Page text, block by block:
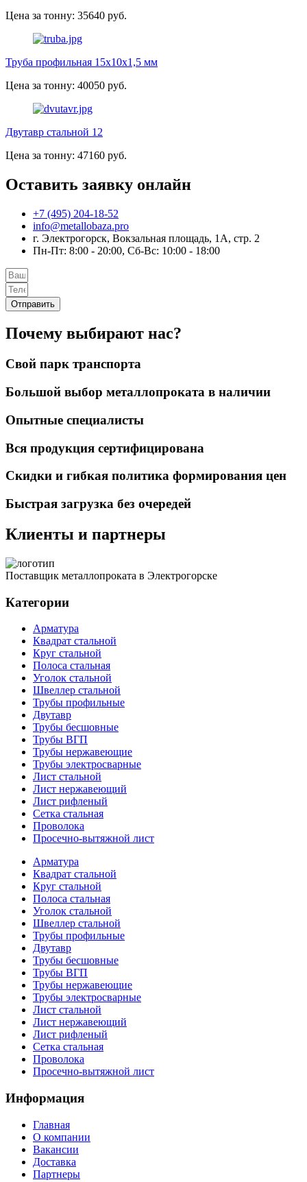
Цена за тонну: 35640 руб.
Труба профильная 15х10х1,5 мм
Цена за тонну: 40050 руб.
Двутавр стальной 12
Цена за тонну: 47160 руб.
Оставить заявку онлайн
+7 (495) 204-18-52
info@metallobaza.pro
г. Электрогорск, Вокзальная площадь, 1А, стр. 2
Пн-Пт: 8:00 - 20:00, Сб-Вс: 10:00 - 18:00
Отправить
Почему выбирают нас?
Свой парк транспорта
Большой выбор металлопроката в наличии
Опытные специалисты
Вся продукция сертифицирована
Скидки и гибкая политика формирования цен
Быстрая загрузка без очередей
Клиенты и партнеры
Поставщик металлопроката в Электрогорске
Категории
Арматура
Квадрат стальной
Круг стальной
Полоса стальная
Уголок стальной
Швеллер стальной
Трубы профильные
Двутавр
Трубы бесшовные
Трубы ВГП
Трубы нержавеющие
Трубы электросварные
Лист стальной
Лист нержавеющий
Лист рифленый
Сетка стальная
Проволока
Просечно-вытяжной лист
Арматура
Квадрат стальной
Круг стальной
Полоса стальная
Уголок стальной
Швеллер стальной
Трубы профильные
Двутавр
Трубы бесшовные
Трубы ВГП
Трубы нержавеющие
Трубы электросварные
Лист стальной
Лист нержавеющий
Лист рифленый
Сетка стальная
Проволока
Просечно-вытяжной лист
Информация
Главная
О компании
Вакансии
Доставка
Партнеры